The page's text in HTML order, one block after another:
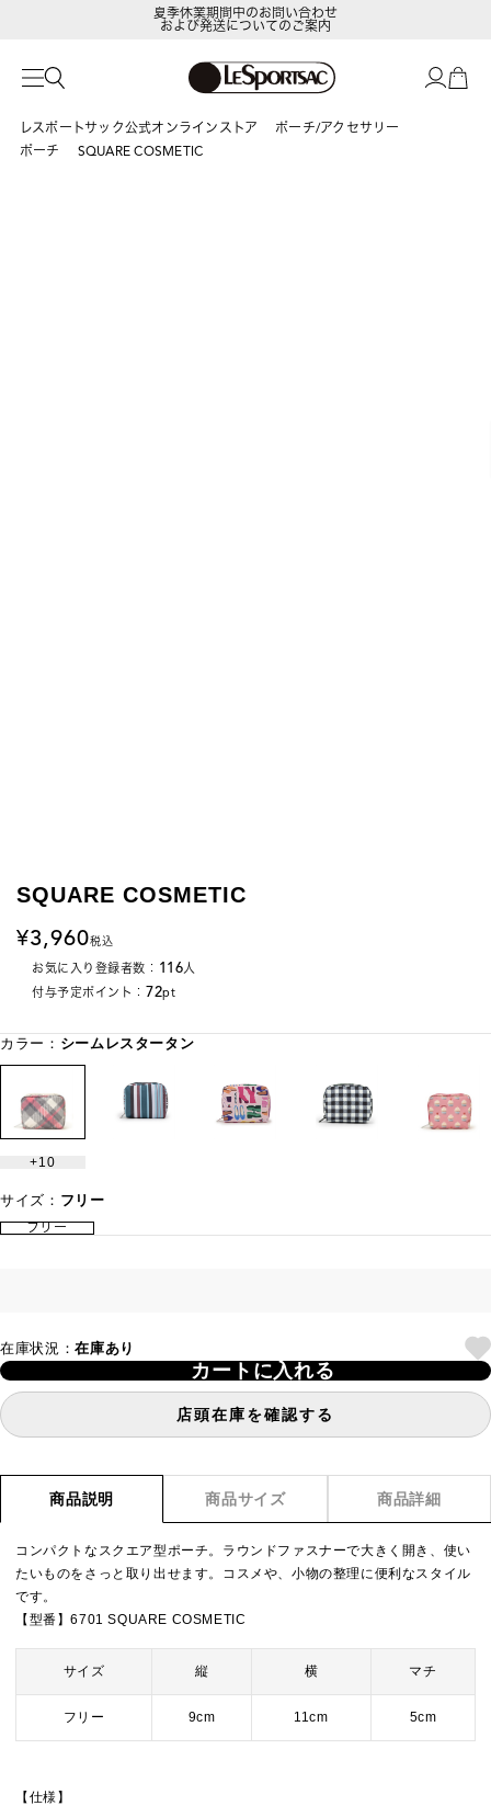
夏季休業期間中のお問い合わせ
および発送についてのご案内
レスポートサック公式オンラインストア
ポーチ/アクセサリー
ポーチ
SQUARE COSMETIC
SQUARE COSMETIC
3,960税込
お気に入り登録者数： 116人
付与予定ポイント： 72pt
カラー： シームレスタータン
10
サイズ： フリー
フリー
在庫状況：在庫あり
カートに入れる
店頭在庫を確認する
商品説明 商品サイズ 商品詳細
コンパクトなスクエア型ポーチ。ラウンドファスナーで大きく開き、使い
たいものをさっと取り出せます。コスメや、小物の整理に便利なスタイル
です。
【型番】6701 SQUARE COSMETIC
サイズ 縦 横 マチ
フリー 9cm 11cm 5cm
【仕様】